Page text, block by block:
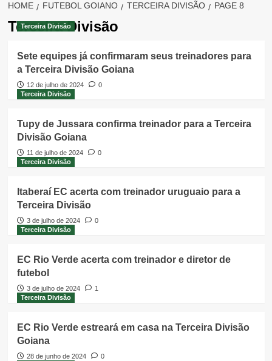
HOME FUTEBOL GOIANO TERCEIRA DIVISÃO PAGE 8
Terceira Divisão
Terceira Divisão
Sete equipes já confirmaram seus treinadores para
a Terceira Divisão Goiana
12 de julho de 2024
0
Terceira Divisão
Tupy de Jussara confirma treinador para a Terceira
Divisão Goiana
11 de julho de 2024
0
Terceira Divisão
Itaberaí EC acerta com treinador uruguaio para a
Terceira Divisão
3 de julho de 2024
0
Terceira Divisão
EC Rio Verde acerta com treinador e diretor de
futebol
3 de julho de 2024
1
Terceira Divisão
EC Rio Verde estreará em casa na Terceira Divisão
Goiana
28 de junho de 2024
0